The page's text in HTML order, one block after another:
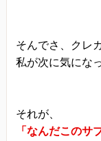
せ、確認、お
サービス向
個人情報の第
当方は、法令
そんでさ、クレ
私が次に気にな
それが、
「なんだこのサ